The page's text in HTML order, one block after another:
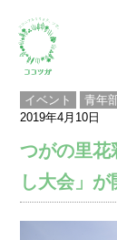
イベント
青年
2019年4月10日
つがの里花
し大会」が